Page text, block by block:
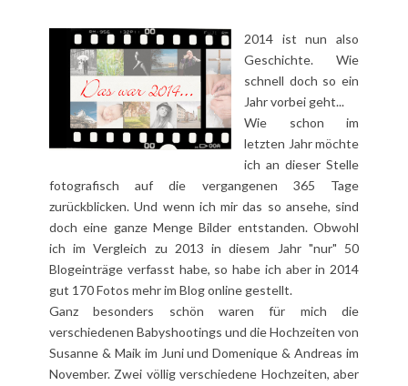
2014 ist nun also
Geschichte. Wie
schnell doch so ein
Jahr vorbei geht...
Wie schon im
letzten Jahr möchte
ich an dieser Stelle
fotografisch auf die vergangenen 365 Tage
zurückblicken. Und wenn ich mir das so ansehe, sind
doch eine ganze Menge Bilder entstanden. Obwohl
ich im Vergleich zu 2013 in diesem Jahr "nur" 50
Blogeinträge verfasst habe, so habe ich aber in 2014
gut 170 Fotos mehr im Blog online gestellt.
Ganz besonders schön waren für mich die
verschiedenen Babyshootings und die Hochzeiten von
Susanne & Maikim Juni undDomenique & Andreas im
November. Zwei völlig verschiedene Hochzeiten, aber